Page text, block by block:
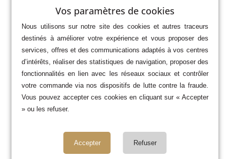
Vos paramètres de cookies
Nous utilisons sur notre site des cookies et autres traceurs
destinés à améliorer votre expérience et vous proposer des
services, offres et des communications adaptés à vos centres
d’intérêts, réaliser des statistiques de navigation, proposer des
fonctionnalités en lien avec les réseaux sociaux et contrôler
votre commande via nos dispositifs de lutte contre la fraude.
Vous pouvez accepter ces cookies en cliquant sur « Accepter
» ou les refuser.
Accepter Refuser